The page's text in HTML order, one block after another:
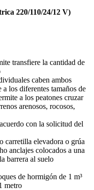
220/110/24/12 V)
transfiere la cantidad de
caben ambos
a los diferentes tamaños de
a los peatones cruzar
arenosos, rocosos,
con la solicitud del
carretilla elevadora o grúa
anclajes colocados a una
barrera al suelo
de hormigón de 1 m³
metro